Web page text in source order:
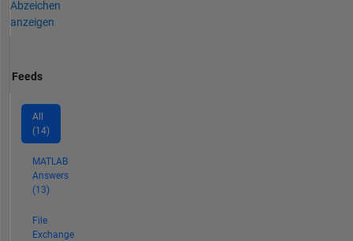
Abzeichen
anzeigen
Feeds
All
(14)
MATLAB
Answers
(13)
File
Exchange